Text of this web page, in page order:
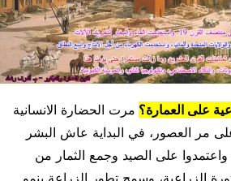
على العمارة؟ مرت الحضارة الانسانية
مر العصور، في البداية عاش البشر
على الصيد وجمع الثمار من